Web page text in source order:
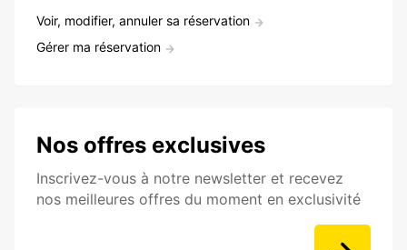
Voir, modifier, annuler sa réservation
Gérer ma réservation
Nos offres exclusives
Inscrivez-vous à notre newsletter et recevez
nos meilleures offres du moment en exclusivité